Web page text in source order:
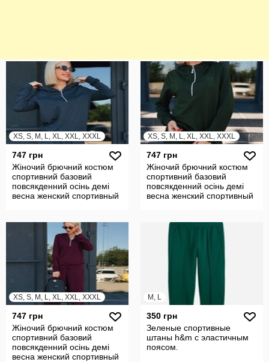
XS, S, M, L, XL, XXL, XXXL
747 грн
Жіночий брючний костюм
спортивний базовий
повсякденний осінь демі
весна женский спортивный
XS, S, M, L, XL, XXL, XXXL
747 грн
Жіночий брючний костюм
спортивний базовий
повсякденний осінь демі
весна женский спортивный
XS, S, M, L, XL, XXL, XXXL
747 грн
Жіночий брючний костюм
спортивний базовий
повсякденний осінь демі
весна женский спортивный
M, L
350 грн
Зеленые спортивные
штаны h&m с эластичным
поясом.